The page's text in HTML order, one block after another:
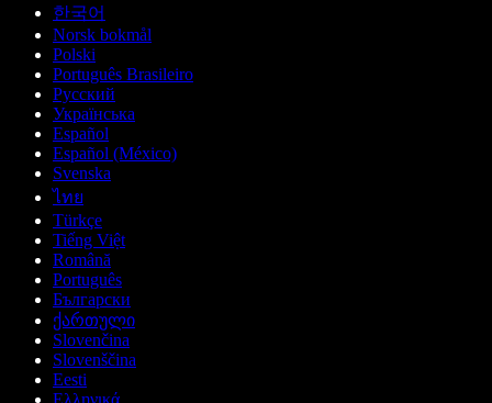
한국어
Norsk bokmål
Polski
Português Brasileiro
Русский
Українська
Español
Español (México)
Svenska
ไทย
Türkçe
Tiếng Việt
Română
Português
Български
ქართული
Slovenčina
Slovenščina
Eesti
Ελληνικά